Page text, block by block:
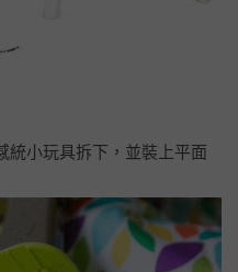
統小玩具拆下，並裝上平面